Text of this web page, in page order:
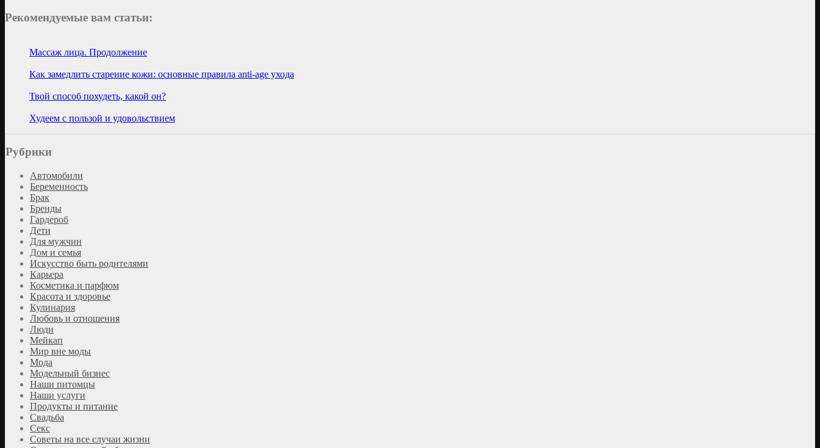
Рекомендуемые вам статьи:
Массаж лица. Продолжение
Как замедлить старение кожи: основные правила anti-age ухода
Твой способ похудеть, какой он?
Худеем с пользой и удовольствием
Рубрики
Автомобили
Беременность
Брак
Бренды
Гардероб
Дети
Для мужчин
Дом и семья
Искусство быть родителями
Карьера
Косметика и парфюм
Красота и здоровье
Кулинария
Любовь и отношения
Люди
Мейкап
Мир вне моды
Мода
Модельный бизнес
Наши питомцы
Наши услуги
Продукты и питание
Свадьба
Секс
Советы на все случаи жизни